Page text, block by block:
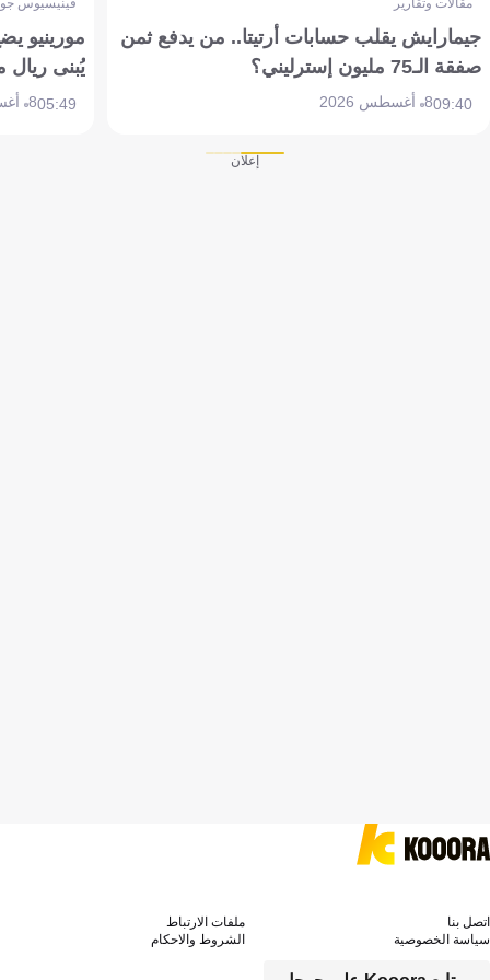
مقالات وتقارير
جيمارايش يقلب حسابات أرتيتا.. من يدفع ثمن
صفقة الـ75 مليون إسترليني؟
09:408 أغسطس 2026
فينيسيوس
مورينيو
يُبنى ريال
05:498 أغسطس 2026
إعلان
اتصل بنا
ملفات الارتباط
سياسة الخصوصية
الشروط والاحكام